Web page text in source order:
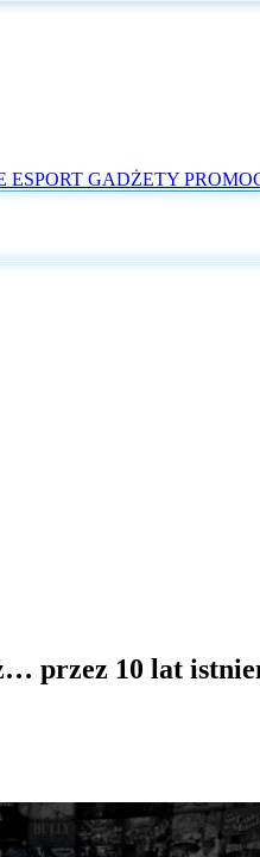
ESPORT GADŻETY
przez 10 lat